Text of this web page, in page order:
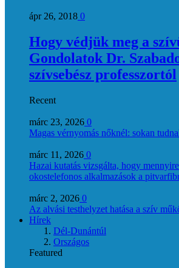
ápr 26, 2018 0
Hogy védjük meg a
Gondolatok Dr.
szívsebész professzortól
Recent
márc 23, 2026 0
Magas vérnyomás nőknél: sokan
márc 11, 2026 0
Hazai kutatás vizsgálta, hogy
okostelefonos alkalmazások a
márc 2, 2026 0
Az alvási testhelyzet hatása a szív
Hírek
Dél-Dunántúl
Országos
Featured